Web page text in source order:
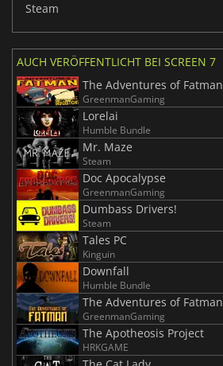
Steam
AUCH VERÖFFENTLICHT BEI SCREEN 7
GreenmanGaming
Lorelai
Humble Bundle
Mr. Maze
Steam
Doc Apocalypse
GreenmanGaming
Dumbass Drivers!
Steam
Tales PC
Kinguin
Downfall
Humble Bundle
The Adventures of Fatman
GreenmanGaming
The Apotheosis Project
HRKGAME